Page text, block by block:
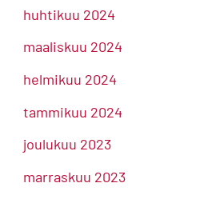
huhtikuu 2024
maaliskuu 2024
helmikuu 2024
tammikuu 2024
joulukuu 2023
marraskuu 2023